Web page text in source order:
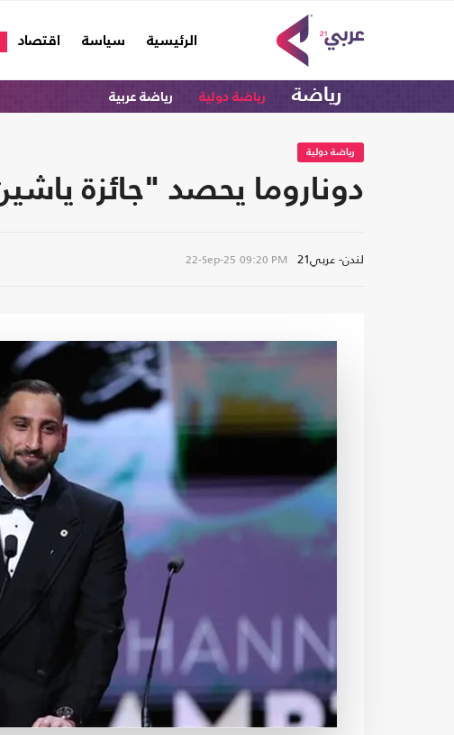
الرئيسية
(current) سياسة اقتصاد
رياضة رياضة دولية رياضة عربية
رياضة دولية
دوناروما يحصد "جائزة
لندن- عربي21 22-Sep-25 09:20 PM